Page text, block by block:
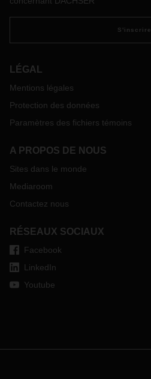
S'inscrire
LÉGAL
Mentions légales
Protection des données
Paramètres des fichiers témoins
A PROPOS DE NOUS
Sites dans le monde
Mediaroom
Contactez nous
RÉSEAUX SOCIAUX
Facebook
LinkedIn
Youtube